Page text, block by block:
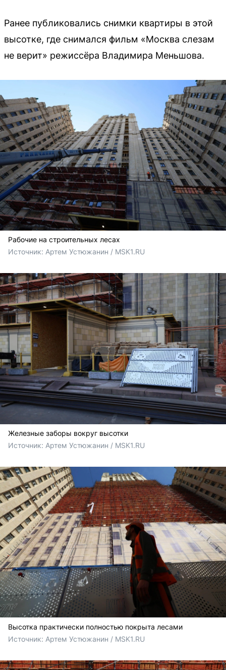
Ранее публиковались снимки квартиры в этой
высотке, где снимался фильм «Москва слезам
не верит» режиссёра Владимира Меньшова.
Рабочие на строительных лесах
Источник: Артем Устюжанин / MSK1.RU
Железные заборы вокруг высотки
Источник: Артем Устюжанин / MSK1.RU
Высотка практически полностью покрыта лесами
Источник: Артем Устюжанин / MSK1.RU